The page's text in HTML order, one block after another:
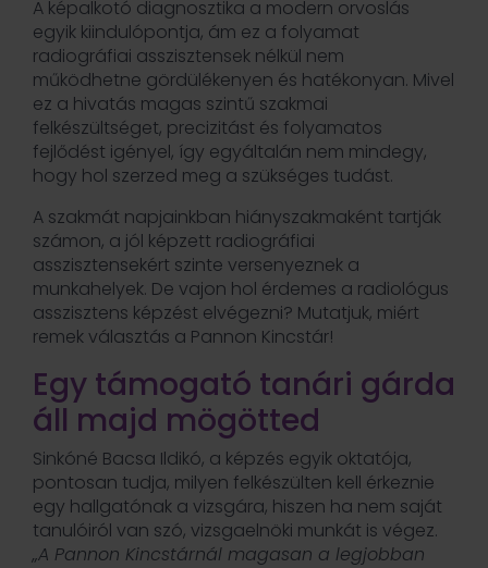
A képalkotó diagnosztika a modern orvoslás
egyik kiindulópontja, ám ez a folyamat
radiográfiai asszisztensek nélkül nem
működhetne gördülékenyen és hatékonyan. Mivel
ez a hivatás magas szintű szakmai
felkészültséget, precizitást és folyamatos
fejlődést igényel, így egyáltalán nem mindegy,
hogy hol szerzed meg a szükséges tudást.
A szakmát napjainkban hiányszakmaként tartják
számon, a jól képzett radiográfiai
asszisztensekért szinte versenyeznek a
munkahelyek. De vajon hol érdemes a radiológus
asszisztens képzést elvégezni? Mutatjuk, miért
remek választás a Pannon Kincstár!
Egy támogató tanári gárda
áll majd mögötted
Sinkóné Bacsa Ildikó, a képzés egyik oktatója,
pontosan tudja, milyen felkészülten kell érkeznie
egy hallgatónak a vizsgára, hiszen ha nem saját
tanulóiról van szó, vizsgaelnöki munkát is végez.
„A Pannon Kincstárnál magasan a legjobban